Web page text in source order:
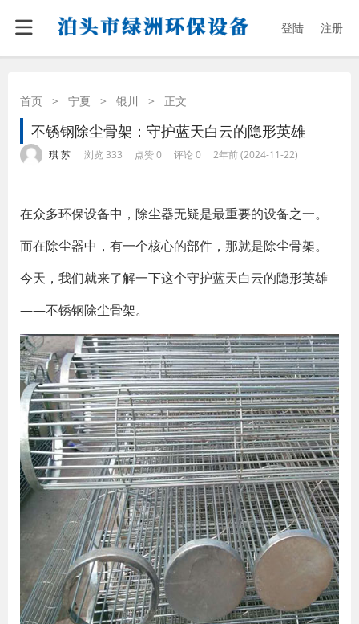
登陆 注册
首页 > 宁夏 > 银川 > 正文
不锈钢除尘骨架：守护蓝天白云的隐形英雄
琪 苏 浏览 333 点赞 0 评论 0 2年前 (2024-11-22)
在众多环保设备中，除尘器无疑是最重要的设备之一。
而在除尘器中，有一个核心的部件，那就是除尘骨架。
今天，我们就来了解一下这个守护蓝天白云的隐形英雄
——不锈钢除尘骨架。